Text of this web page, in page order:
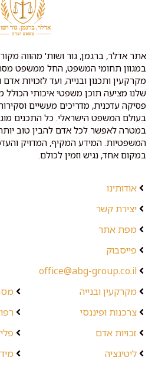
אתר אדלר, ברגמן, גור ושות' מהווה
במגוון תחומי המשפט, החל ממשפט
מקרקעין ותכנון ובנייה, ועד לזכויות
שלנו מציעה תוכן משפטי איכותי הכולל
פסיקה עדכנית, מדריכים מעשיים
בעולם המשפט הישראלי. כל התכנים
במטרה לאפשר לכל אדם להבין טוב יותר
המשפטיות. המידע המקיף, המדויק
במקום אחד, נגיש וזמין לכולם.
אודותינו
יצירת קשר
מפת אתר
פייסבוק
office@abg-group.co.il
מקרקעין ובנייה
צרכנות ופיננסי
זכויות אדם
ליטיגציה